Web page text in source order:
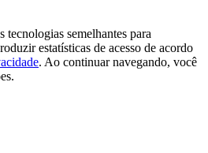
tecnologias semelhantes para
estatísticas de acesso de acordo
. Ao continuar navegando, você